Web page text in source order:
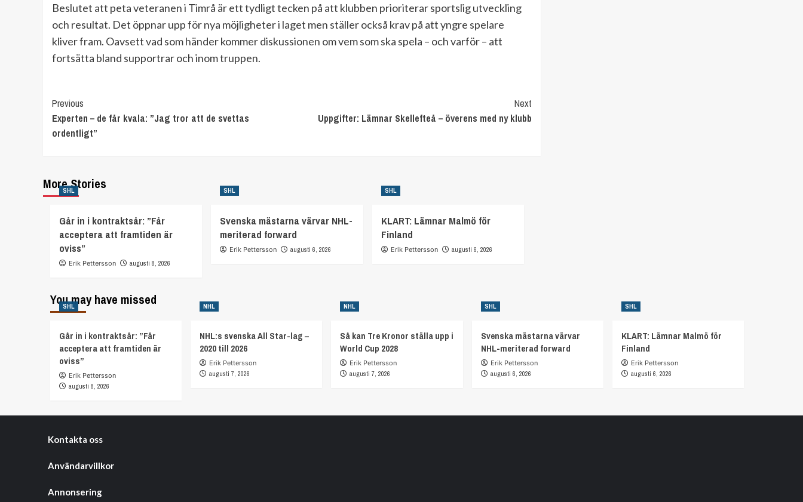
Beslutet att peta veteranen i Timrå är ett tydligt tecken på att klubben prioriterar sportslig utveckling
och resultat. Det öppnar upp för nya möjligheter i laget men ställer också krav på att yngre spelare
kliver fram. Oavsett vad som händer kommer diskussionen om vem som ska spela – och varför – att
fortsätta bland supportrar och inom truppen.
Continue
Reading
Previous
Experten – de får kvala: ”Jag tror att de svettas
ordentligt”
Next
Uppgifter: Lämnar Skellefteå – överens med ny klubb
More Stories
SHL
Går in i kontraktsår: ”Får
acceptera att framtiden är
oviss”
Erik Pettersson augusti 8, 2026
SHL
Svenska mästarna värvar NHL-
meriterad forward
Erik Pettersson augusti 6, 2026
SHL
KLART: Lämnar Malmö för
Finland
Erik Pettersson augusti 6, 2026
You may have missed
SHL
Går in i kontraktsår: ”Får
acceptera att framtiden är
oviss”
Erik Pettersson
augusti 8, 2026
NHL
NHL:s svenska All Star-lag –
2020 till 2026
Erik Pettersson
augusti 7, 2026
NHL
Så kan Tre Kronor ställa upp i
World Cup 2028
Erik Pettersson
augusti 7, 2026
SHL
Svenska mästarna värvar
NHL-meriterad forward
Erik Pettersson
augusti 6, 2026
SHL
KLART: Lämnar Malmö för
Finland
Erik Pettersson
augusti 6, 2026
Kontakta oss
Användarvillkor
Annonsering